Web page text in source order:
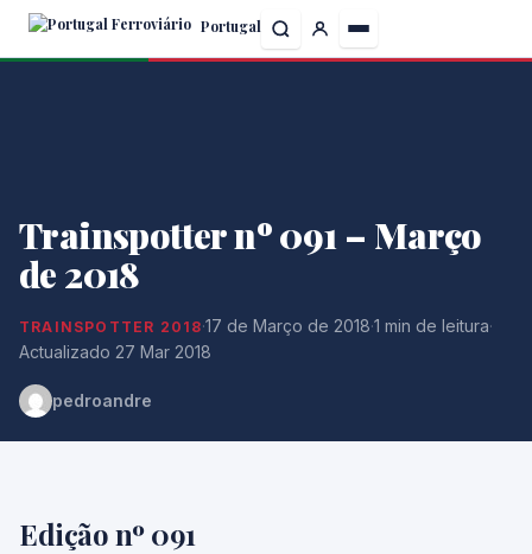
Skip
Portugal
Trainspotter nº 091 – Março
de 2018
TRAINSPOTTER 2018·17 de Março de 2018·1 min de leitura·
Actualizado 27 Mar 2018
pedroandre
Edição nº 091